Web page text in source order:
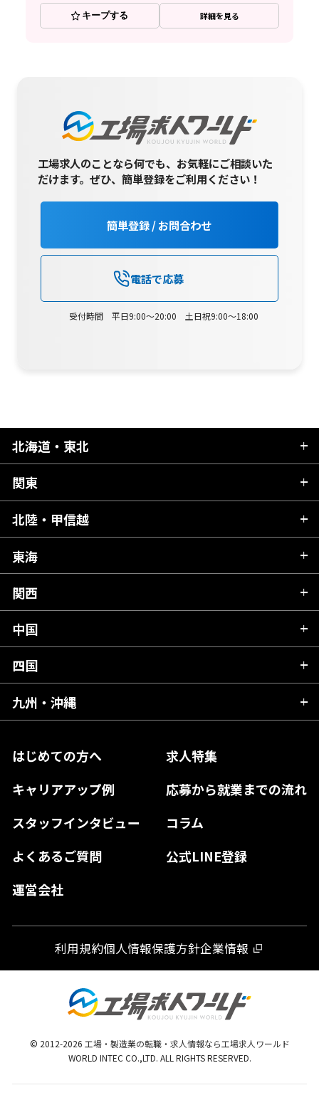
キープする 詳細を見る
工場求人のことなら何でも、お気軽にご相談いた
だけます。ぜひ、簡単登録をご利用ください！
簡単登録 / お問合わせ
電話で応募
受付時間 平日9:00～20:00 土日祝9:00～18:00
はじめての方へ
求人特集
キャリアアップ例
応募から就業までの流れ
スタッフインタビュー
コラム
よくあるご質問
公式LINE登録
運営会社
北海道・東北
北海道
青森県
秋田県
岩手県
宮城県
福島県
関東
茨城県
栃木県
群馬県
千葉県
東京都
神奈川県
北陸・甲信越
新潟県
富山県
石川県
山梨県
長野県
東海
岐阜県
静岡県
愛知県
関西
滋賀県
京都府
大阪府
奈良県
和歌山県
中国
広島県
岡山県
島根県
山口県
四国
愛媛県
高知県
徳島県
九州・沖縄
熊本県
宮崎県
鹿児島県
利用規約個人情報保護方針企業情報
© 2012-2026 工場・製造業の転職・求人情報なら工場求人ワールド
WORLD INTEC CO.,LTD. ALL RIGHTS RESERVED.